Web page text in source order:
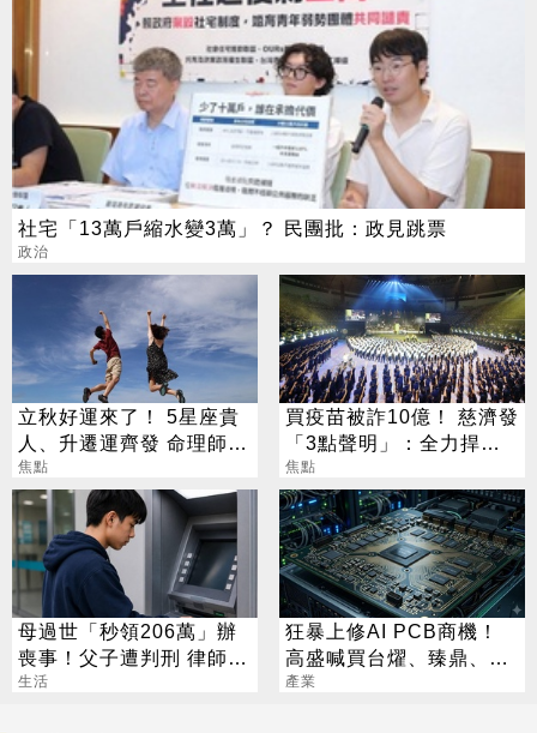
社宅「13萬戶縮水變3萬」？ 民團批：政見跳票
政治
立秋好運來了！ 5星座貴
人、升遷運齊發 命理師：
把握黃金轉運期
焦點
買疫苗被詐10億！ 慈濟發
「3點聲明」：全力捍衛
捐款人權益
焦點
母過世「秒領206萬」辦
喪事！父子遭判刑 律師：
搶錢先下手是罪
生活
狂暴上修AI PCB商機！
高盛喊買台燿、臻鼎、台
產業